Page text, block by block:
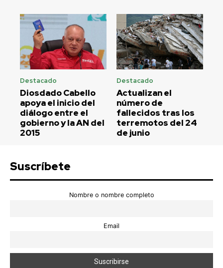
Destacado
Diosdado Cabello
apoya el inicio del
diálogo entre el
gobierno y la AN del
2015
Destacado
Actualizan el
número de
fallecidos tras los
terremotos del 24
de junio
Suscríbete
Nombre o nombre completo
Email